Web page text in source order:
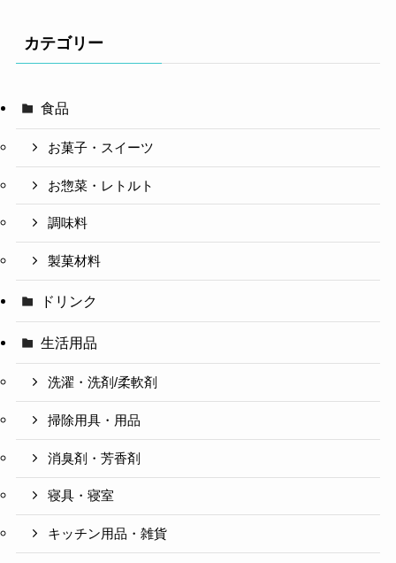
カテゴリー
食品
お菓子・スイーツ
お惣菜・レトルト
調味料
製菓材料
ドリンク
生活用品
洗濯・洗剤/柔軟剤
掃除用具・用品
消臭剤・芳香剤
寝具・寝室
キッチン用品・雑貨